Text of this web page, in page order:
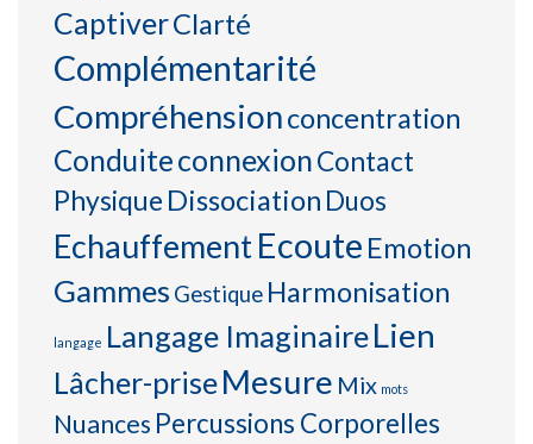
CaptiverClarté
Complémentarité
Compréhensionconcentration
ConduiteconnexionContact
Physique Dissociation Duos
EchauffementEcoute Emotion
Gammes Gestique Harmonisation
langage Langage ImaginaireLien
Lâcher-priseMesure Mix mots
Nuances Percussions Corporelles